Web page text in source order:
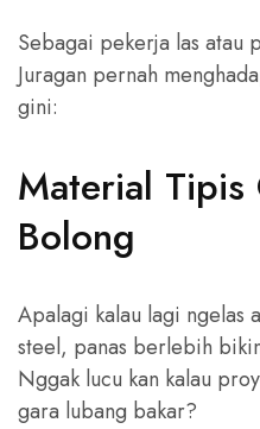
Sebagai pekerja las atau
Juragan pernah
gini:
Material Tipis
Bolong
Apalagi kalau lagi ngelas
steel, panas berlebih
Nggak lucu kan kalau
gara lubang bakar?